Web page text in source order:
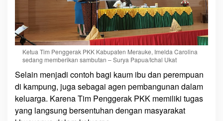
t
r
i
k
Ketua Tim Penggerak PKK Kabupaten Merauke, Imelda Carolina
sedang memberikan sambutan – Surya Papua/Ichal Ukat
Selain menjadi contoh bagi kaum ibu dan perempuan
di kampung, juga sebagai agen pembangunan dalam
keluarga. Karena Tim Penggerak PKK memiliki tugas
yang langsung bersentuhan dengan masyarakat